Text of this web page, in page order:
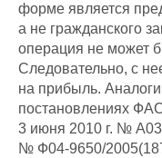
форме является
а не гражданского
операция не может
Следовательно, с
на прибыль.
постановлениях
3 июня 2010 г. №
№ Ф04-9650/